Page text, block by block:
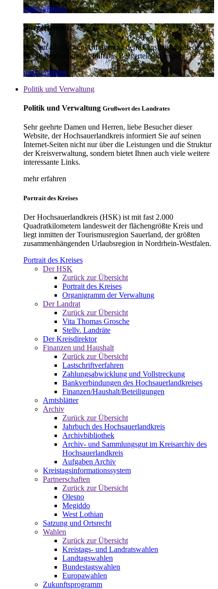
mehr erfahren
Bürgertelefon
Bei den alltäglichen Anfragen zu den Dienstleistungen des
Hochsauerlandkreises hilft das Bürgertelefon weiter.
mehr erfahren
Politik und Verwaltung
Politik und Verwaltung Grußwort des Landrates
Sehr geehrte Damen und Herren, liebe Besucher dieser
Website, der Hochsauerlandkreis informiert Sie auf seinen
Internet-Seiten nicht nur über die Leistungen und die Struktur
der Kreisverwaltung, sondern bietet Ihnen auch viele weitere
interessante Links.
mehr erfahren
Portrait des Kreises
Der Hochsauerlandkreis (HSK) ist mit fast 2.000
Quadratkilometern landesweit der flächengrößte Kreis und
liegt inmitten der Tourismusregion Sauerland, der größten
zusammenhängenden Urlaubsregion in Nordrhein-Westfalen.
Portrait des Kreises
Der HSK
Zurück zur Übersicht
Portrait des Kreises
Organigramm der Verwaltung
Der Landrat
Zurück zur Übersicht
Vita Thomas Grosche
Stellv. Landräte
Der Kreisdirektor
Finanzen und Haushalt
Zurück zur Übersicht
Lastschriftverfahren
Zahlungsabwicklung und Vollstreckung
Bankverbindungen des Hochsauerlandkreises
Finanzen/Haushalt/Beteiligungen
Amtsblätter
Archiv
Zurück zur Übersicht
Jahrbuch des Hochsauerlandkreis
Archivbibliothek
Archiv- und Sammlungsgut im Kreisarchiv des
Hochsauerlandkreis
Aufgaben Archiv
Kreistagsinformationssystem
Partnerschaften
Zurück zur Übersicht
Olesno
Megiddo
West Lothian
Satzung und Ortsrecht
Wahlen
Zurück zur Übersicht
Kreistags- und Landratswahlen
Landtagswahlen
Bundestagswahlen
Europawahlen
Zukunftsprogramm